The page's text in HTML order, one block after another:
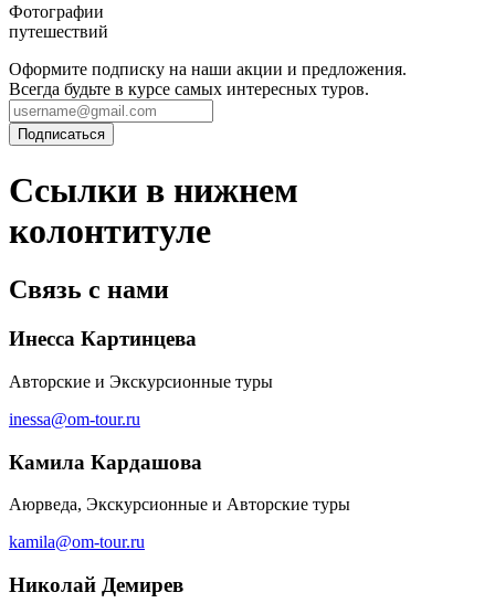
Фотографии
путешествий
Оформите подписку на наши акции и предложения.
Всегда будьте в курсе самых интересных туров.
Ссылки в нижнем
колонтитуле
Связь с нами
Инесса Картинцева
Авторские и Экскурсионные туры
inessa@om-tour.ru
Камила Кардашова
Аюрведа, Экскурсионные и Авторские туры
kamila@om-tour.ru
Николай Демирев